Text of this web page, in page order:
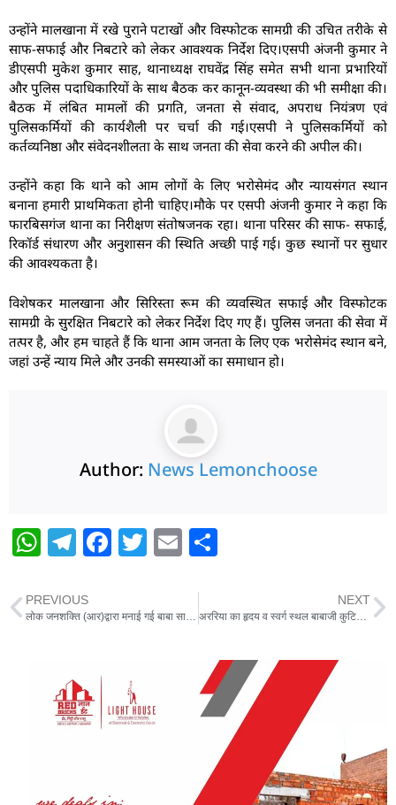
उन्होंने मालखाना में रखे पुराने पटाखों और विस्फोटक सामग्री की उचित तरीके से
साफ-सफाई और निबटारे को लेकर आवश्यक निर्देश दिए।एसपी अंजनी कुमार ने
डीएसपी मुकेश कुमार साह, थानाध्यक्ष राघवेंद्र सिंह समेत सभी थाना प्रभारियों
और पुलिस पदाधिकारियों के साथ बैठक कर कानून-व्यवस्था की भी समीक्षा की।
बैठक में लंबित मामलों की प्रगति, जनता से संवाद, अपराध नियंत्रण एवं
पुलिसकर्मियों की कार्यशैली पर चर्चा की गई।एसपी ने पुलिसकर्मियों को
कर्तव्यनिष्ठा और संवेदनशीलता के साथ जनता की सेवा करने की अपील की।
उन्होंने कहा कि थाने को आम लोगों के लिए भरोसेमंद और न्यायसंगत स्थान
बनाना हमारी प्राथमिकता होनी चाहिए।मौके पर एसपी अंजनी कुमार ने कहा कि
फारबिसगंज थाना का निरीक्षण संतोषजनक रहा। थाना परिसर की साफ- सफाई,
रिकॉर्ड संधारण और अनुशासन की स्थिति अच्छी पाई गई। कुछ स्थानों पर सुधार
की आवश्यकता है।
विशेषकर मालखाना और सिरिस्ता रूम की व्यवस्थित सफाई और विस्फोटक
सामग्री के सुरक्षित निबटारे को लेकर निर्देश दिए गए हैं। पुलिस जनता की सेवा में
तत्पर है, और हम चाहते हैं कि थाना आम जनता के लिए एक भरोसेमंद स्थान बने,
जहां उन्हें न्याय मिले और उनकी समस्याओं का समाधान हो।
Author: News Lemonchoose
W
at
s
p
T
e
g
m
F
e
o
o
T
er
E
ai
l e
PREVIOUS
लोक जनशक्ति (आर)द्वारा मनाई गई बाबा साहब भीमराव अंबेडकर की जयंती
NEXT
अररिया का हृदय व स्वर्ग स्थल बाबाजी कुटिया में हरे-राम हरे-कृष्णा से गूंजामान होगा शहर